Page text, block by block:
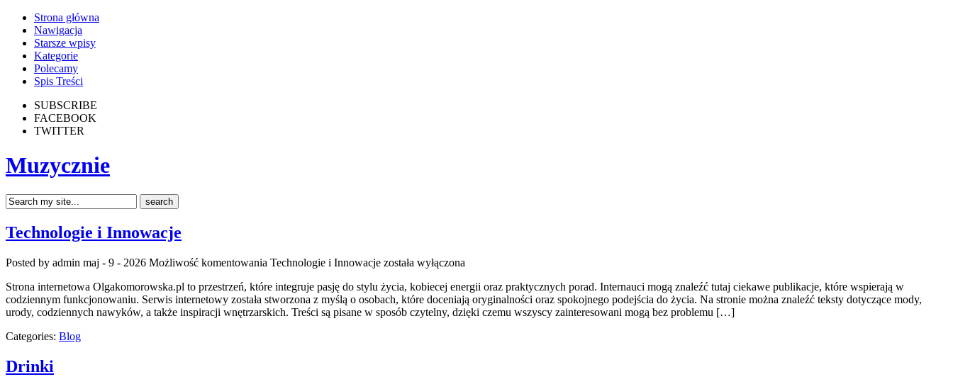
Strona główna
Nawigacja
Starsze wpisy
Kategorie
Polecamy
Spis Treści
SUBSCRIBE
FACEBOOK
TWITTER
Muzycznie
Technologie i Innowacje
Posted by admin maj - 9 - 2026 Możliwość komentowania Technologie i Innowacje została wyłączona
Strona internetowa Olgakomorowska.pl to przestrzeń, które integruje pasję do stylu życia, kobiecej energii oraz praktycznych porad. Internauci mogą znaleźć tutaj ciekawe publikacje, które wspierają w
codziennym funkcjonowaniu. Serwis internetowy została stworzona z myślą o osobach, które doceniają oryginalności oraz spokojnego podejścia do życia. Na stronie można znaleźć teksty dotyczące mody,
urody, codziennych nawyków, a także inspiracji wnętrzarskich. Treści są pisane w sposób czytelny, dzięki czemu wszyscy zainteresowani mogą bez problemu […]
Categories: Blog
Drinki